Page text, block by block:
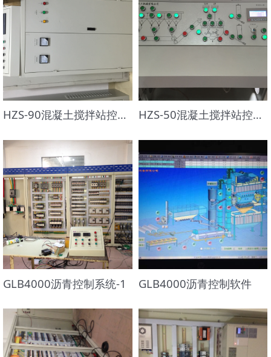
HZS-90混凝土搅拌站控制系统 HZS-50混凝土搅拌站控制系统-1
GLB4000沥青控制系统-1 GLB4000沥青控制软件